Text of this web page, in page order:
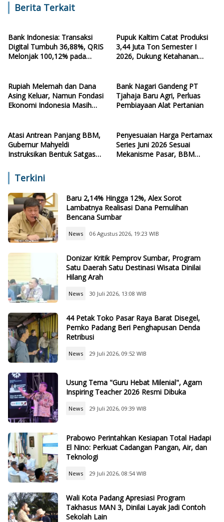
Berita Terkait
Bank Indonesia: Transaksi
Digital Tumbuh 36,88%, QRIS
Melonjak 100,12% pada
Pupuk Kaltim Catat Produksi
3,44 Juta Ton Semester I
2026, Dukung Ketahanan
Rupiah Melemah dan Dana
Asing Keluar, Namun Fondasi
Ekonomi Indonesia Masih
Bank Nagari Gandeng PT
Tjahaja Baru Agri, Perluas
Pembiayaan Alat Pertanian
Atasi Antrean Panjang BBM,
Gubernur Mahyeldi
Instruksikan Bentuk Satgas
Penyesuaian Harga Pertamax
Series Juni 2026 Sesuai
Mekanisme Pasar, BBM
Terkini
Baru 2,14% Hingga 12%, Alex Sorot
Lambatnya Realisasi Dana Pemulihan
Bencana Sumbar
News 06 Agustus 2026, 19:23 WIB
Donizar Kritik Pemprov Sumbar, Program
Satu Daerah Satu Destinasi Wisata Dinilai
Hilang Arah
News 30 Juli 2026, 13:08 WIB
44 Petak Toko Pasar Raya Barat Disegel,
Pemko Padang Beri Penghapusan Denda
Retribusi
News 29 Juli 2026, 09:52 WIB
Usung Tema "Guru Hebat Milenial", Agam
Inspiring Teacher 2026 Resmi Dibuka
News 29 Juli 2026, 09:39 WIB
Prabowo Perintahkan Kesiapan Total Hadapi
El Nino: Perkuat Cadangan Pangan, Air, dan
Teknologi
News 29 Juli 2026, 08:54 WIB
Wali Kota Padang Apresiasi Program
Takhasus MAN 3, Dinilai Layak Jadi Contoh
Sekolah Lain